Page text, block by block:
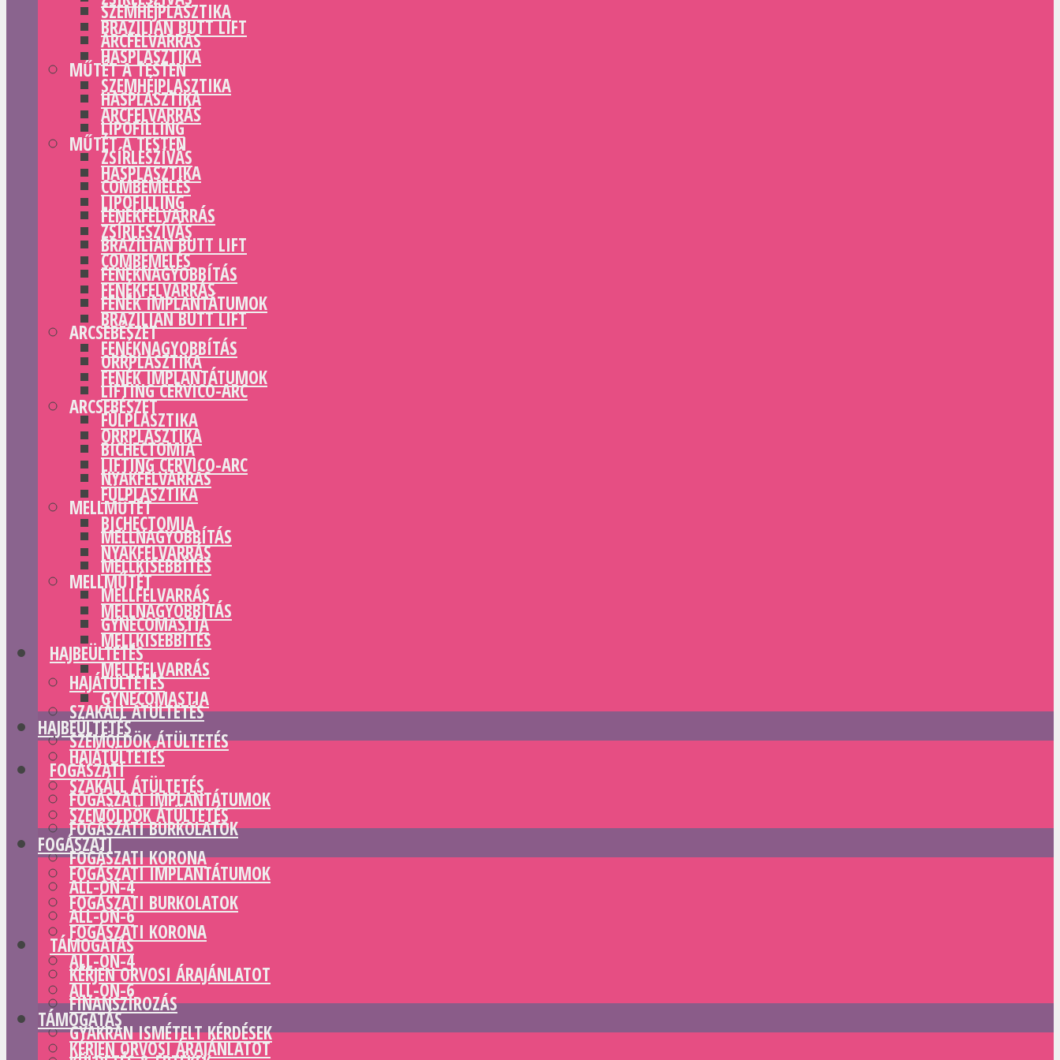
SZEMHÉJPLASZTIKA
ARCFELVARRÁS
MŰTÉT A TESTEN
HASPLASZTIKA
LIPOFILLING
ZSÍRLESZÍVÁS
COMBEMELÉS
FENÉKFELVARRÁS
BRAZILIAN BUTT LIFT
FENÉKNAGYOBBÍTÁS
FENÉK IMPLANTÁTUMOK
ARCSEBÉSZET
ORRPLASZTIKA
LIFTING CERVICO-ARC
FÜLPLASZTIKA
BICHECTOMIA
NYAKFELVARRÁS
MELLMŰTÉT
MELLNAGYOBBÍTÁS
MELLKISEBBÍTÉS
MELLFELVARRÁS
GYNECOMASTIA
HAJBEÜLTETÉS
HAJÁTÜLTETÉS
SZAKÁLL ÁTÜLTETÉS
SZEMÖLDÖK ÁTÜLTETÉS
FOGÁSZATI
FOGÁSZATI IMPLANTÁTUMOK
FOGÁSZATI BURKOLATOK
FOGÁSZATI KORONA
ALL-ON-4
ALL-ON-6
TÁMOGATÁS
KÉRJEN ORVOSI ÁRAJÁNLATOT
FINANSZÍROZÁS
GYAKRAN ISMÉTELT KÉRDÉSEK
BRAZILIAN BUTT LIFT
HASPLASZTIKA
SZEMHÉJPLASZTIKA
ARCFELVARRÁS
MŰTÉT A TESTEN
HASPLASZTIKA
LIPOFILLING
ZSÍRLESZÍVÁS
COMBEMELÉS
FENÉKFELVARRÁS
BRAZILIAN BUTT LIFT
FENÉKNAGYOBBÍTÁS
FENÉK IMPLANTÁTUMOK
ARCSEBÉSZET
ORRPLASZTIKA
LIFTING CERVICO-ARC
FÜLPLASZTIKA
BICHECTOMIA
NYAKFELVARRÁS
MELLMŰTÉT
MELLNAGYOBBÍTÁS
MELLKISEBBÍTÉS
MELLFELVARRÁS
GYNECOMASTIA
HAJBEÜLTETÉS
HAJÁTÜLTETÉS
SZAKÁLL ÁTÜLTETÉS
SZEMÖLDÖK ÁTÜLTETÉS
FOGÁSZATI
FOGÁSZATI IMPLANTÁTUMOK
FOGÁSZATI BURKOLATOK
FOGÁSZATI KORONA
ALL-ON-4
ALL-ON-6
TÁMOGATÁS
KÉRJEN ORVOSI ÁRAJÁNLATOT